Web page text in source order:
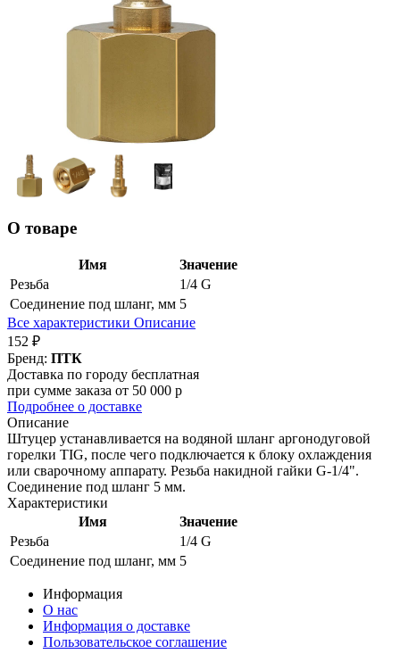
О товаре
Имя
Значение
Резьба
1/4 G
Соединение под шланг, мм 5
Все характеристики Описание
152 ₽
Бренд: ПТК
Доставка по городу бесплатная
при сумме заказа от 50 000 р
Подробнее о доставке
Описание
Штуцер устанавливается на водяной шланг аргонодуговой
горелки TIG, после чего подключается к блоку охлаждения
или сварочному аппарату. Резьба накидной гайки G-1/4".
Соединение под шланг 5 мм.
Характеристики
Имя
Значение
Резьба
1/4 G
Соединение под шланг, мм 5
Информация
О нас
Информация о доставке
Пользовательское соглашение